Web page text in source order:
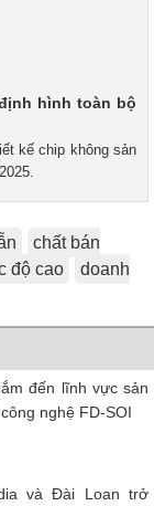
hình toàn bộ
kế chip không sản
chất bán
độ cao
doanh
đến lĩnh vực sản
nghệ FD-SOI
và Đài Loan trở